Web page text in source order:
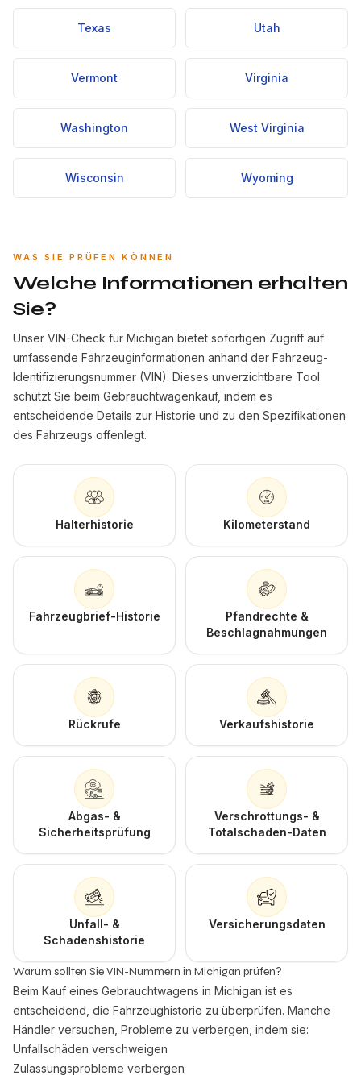
Texas Utah
Vermont Virginia
Washington West Virginia
Wisconsin Wyoming
WAS SIE PRÜFEN KÖNNEN
Welche Informationen erhalten
Sie?
Unser VIN-Check für Michigan bietet sofortigen Zugriff auf
umfassende Fahrzeuginformationen anhand der Fahrzeug-
Identifizierungsnummer (VIN). Dieses unverzichtbare Tool
schützt Sie beim Gebrauchtwagenkauf, indem es
entscheidende Details zur Historie und zu den Spezifikationen
des Fahrzeugs offenlegt.
Halterhistorie Kilometerstand
Fahrzeugbrief-Historie
Pfandrechte &
Beschlagnahmungen
Rückrufe Verkaufshistorie
Abgas- &
Sicherheitsprüfung
Verschrottungs- &
Totalschaden-Daten
Unfall- &
Schadenshistorie
Versicherungsdaten
Warum sollten Sie VIN-Nummern in Michigan prüfen?
Beim Kauf eines Gebrauchtwagens in Michigan ist es
entscheidend, die Fahrzeughistorie zu überprüfen. Manche
Händler versuchen, Probleme zu verbergen, indem sie:
Unfallschäden verschweigen
Zulassungsprobleme verbergen